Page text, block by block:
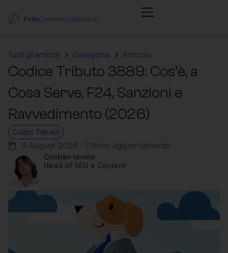
Tutti gli articoli Categoria Articolo
Codice Tributo 3889: Cos’è, a
Cosa Serve, F24, Sanzioni e
Ravvedimento (2026)
Codici Tributo
5 August 2026 - Ultimo aggiornamento
Cristian Iovino
Head of SEO e Content